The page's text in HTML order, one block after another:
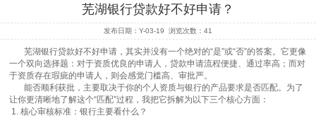
芜湖银行贷款好不好申请？
发布日期：Y-03-19 浏览次数： 41
芜湖银行贷款好不好申请，其实并没有一个绝对的“是”或“否”的答案。它更像
一个双向选择题：对于资质优良的申请人，贷款申请流程便捷、通过率高；而对
于资质存在瑕疵的申请人，则会感觉门槛高、审批严。
能否顺利获批，主要取决于你的个人资质与银行的产品要求是否匹配。为了
让你更清晰地了解这个“匹配”过程，我把它拆解为以下三个核心方面：
1. 核心审核标准：银行主要看什么？